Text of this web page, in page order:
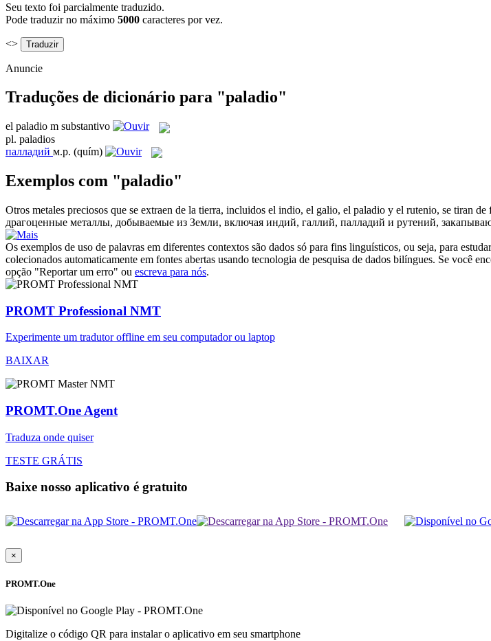
Seu texto foi parcialmente traduzido.
Pode traduzir no máximo 5000 caracteres por vez.
<>
Anuncie
Traduções de dicionário para "paladio"
el paladio m substantivo
pl. paladios
палладий м.р. (quím)
Exemplos com "paladio"
Otros metales preciosos que se extraen de la tierra, incluidos el indio, el galio, el paladio y el rutenio, se tiran de
драгоценные металлы, добываемые из Земли, включая индий, галлий, палладий и рутений,
Os exemplos de uso de palavras em diferentes contextos são dados só para fins linguísticos, ou seja, para
colecionados automaticamente em fontes abertas usando tecnologia de pesquisa de dados bilíngues. Se você
opção "Reportar um erro" ou escreva para nós.
PROMT Professional NMT
Experimente um tradutor offline em seu computador ou laptop
BAIXAR
PROMT.One Agent
Traduza onde quiser
TESTE GRÁTIS
Baixe nosso aplicativo é gratuito
×
PROMT.One
Digitalize o código QR para instalar o aplicativo em seu smartphone